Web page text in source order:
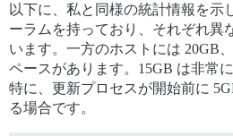
以下に、私と同様の統計情報を示
ーラムを持っており、それぞれ異
います。一方のホストには 20GB
ペースがあります。15GB は非常
特に、更新プロセスが開始前に
る場合です。